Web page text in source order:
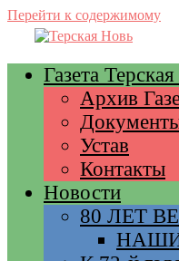
Перейти к содержимому
Газета
Архив
Устав
Контакты
Новости
80 ЛЕТ
НАШИ